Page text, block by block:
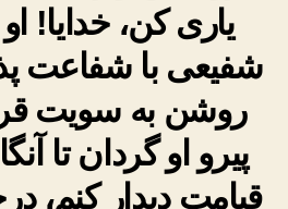
یاری کن، خدایا!
شفیعی با شفاعت
روشن به سویت
پیرو او گردان تا
قیامت دیدار کنم،